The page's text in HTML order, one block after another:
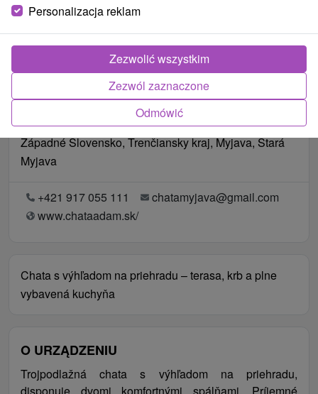
Lokalizacja
Západné Slovensko, Trenčiansky kraj, Myjava, Stará
Myjava
+421 917 055 111
chatamyjava@gmail.com
www.chataadam.sk/
Chata s výhľadom na priehradu – terasa, krb a plne
vybavená kuchyňa
O URZĄDZENIU
Trojpodlažná chata s výhľadom na priehradu,
Personalizacja reklam
Odmówić
Zezwól zaznaczone
Zezwolić wszystkim